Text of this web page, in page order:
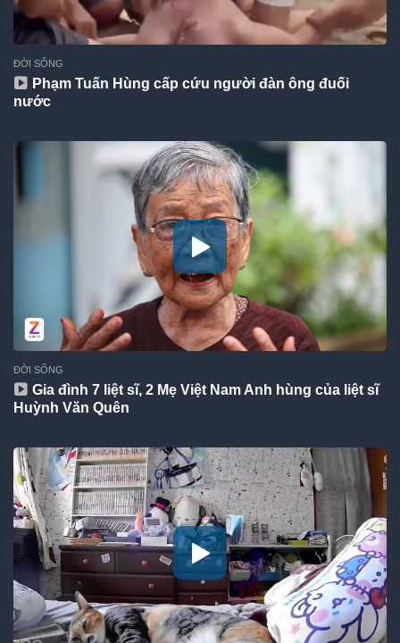
ĐỜI SỐNG
Phạm Tuấn Hùng cấp cứu người đàn ông đuối
nước
ĐỜI SỐNG
Gia đình 7 liệt sĩ, 2 Mẹ Việt Nam Anh hùng của liệt sĩ
Huỳnh Văn Quên